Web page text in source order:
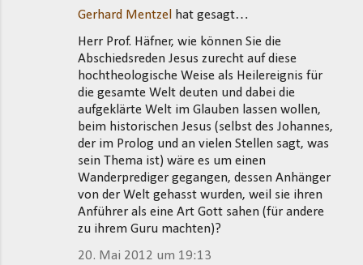
Gerhard Mentzel
hat gesagt…
Herr Prof. Häfner, wie können Sie die
Abschiedsreden Jesus zurecht auf diese
hochtheologische Weise als Heilereignis für
die gesamte Welt deuten und dabei die
aufgeklärte Welt im Glauben lassen wollen,
beim historischen Jesus (selbst des Johannes,
der im Prolog und an vielen Stellen sagt, was
sein Thema ist) wäre es um einen
Wanderprediger gegangen, dessen Anhänger
von der Welt gehasst wurden, weil sie ihren
Anführer als eine Art Gott sahen (für andere
zu ihrem Guru machten)?
20. Mai 2012 um 19:13